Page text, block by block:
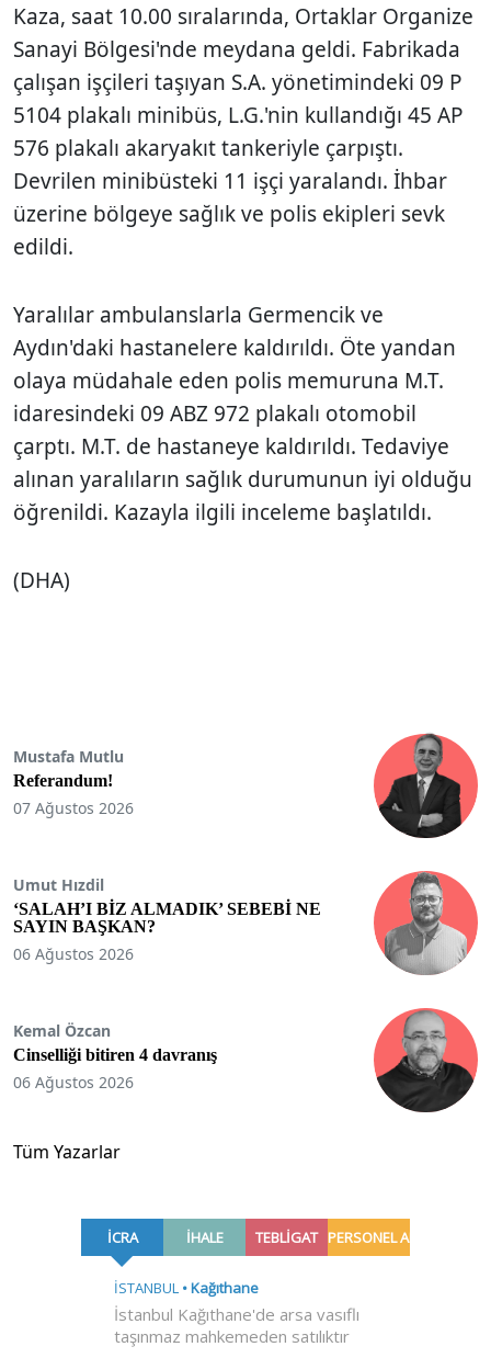
Kaza, saat 10.00 sıralarında, Ortaklar Organize
Sanayi Bölgesi'nde meydana geldi. Fabrikada
çalışan işçileri taşıyan S.A. yönetimindeki 09 P
5104 plakalı minibüs, L.G.'nin kullandığı 45 AP
576 plakalı akaryakıt tankeriyle çarpıştı.
Devrilen minibüsteki 11 işçi yaralandı. İhbar
üzerine bölgeye sağlık ve polis ekipleri sevk
edildi.
Yaralılar ambulanslarla Germencik ve
Aydın'daki hastanelere kaldırıldı. Öte yandan
olaya müdahale eden polis memuruna M.T.
idaresindeki 09 ABZ 972 plakalı otomobil
çarptı. M.T. de hastaneye kaldırıldı. Tedaviye
alınan yaralıların sağlık durumunun iyi olduğu
öğrenildi. Kazayla ilgili inceleme başlatıldı.
(DHA)
Mustafa Mutlu
Referandum!
07 Ağustos 2026
Umut Hızdil
‘SALAH’I BİZ ALMADIK’ SEBEBİ NE
SAYIN BAŞKAN?
06 Ağustos 2026
Kemal Özcan
Cinselliği bitiren 4 davranış
06 Ağustos 2026
Tüm Yazarlar